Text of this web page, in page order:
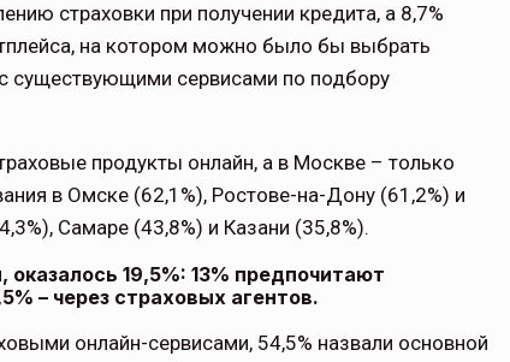
страховки при получении кредита, а 8,7%
на котором можно было бы выбрать
существующими сервисами по подбору
продукты онлайн, а в Москве – только
в Омске (62,1%), Ростове-на-Дону (61,2%) и
Самаре (43,8%) и Казани (35,8%).
19,5%: 13% предпочитают
– через страховых агентов.
онлайн-сервисами, 54,5% назвали основной